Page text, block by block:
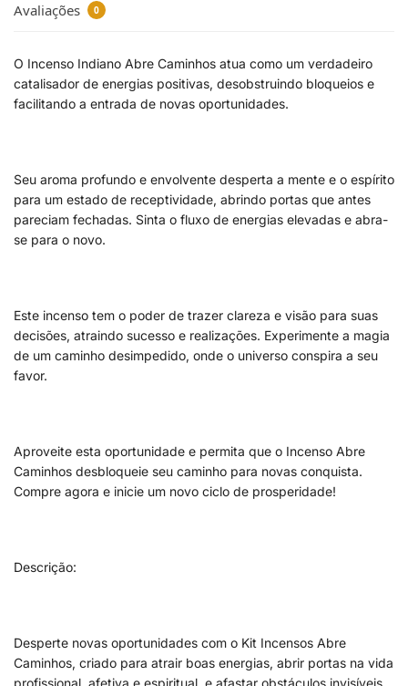
Avaliações 0
O Incenso Indiano Abre Caminhos atua como um verdadeiro
catalisador de energias positivas, desobstruindo bloqueios e
facilitando a entrada de novas oportunidades.
Seu aroma profundo e envolvente desperta a mente e o espírito
para um estado de receptividade, abrindo portas que antes
pareciam fechadas. Sinta o fluxo de energias elevadas e abra-
se para o novo.
Este incenso tem o poder de trazer clareza e visão para suas
decisões, atraindo sucesso e realizações. Experimente a magia
de um caminho desimpedido, onde o universo conspira a seu
favor.
Aproveite esta oportunidade e permita que o Incenso Abre
Caminhos desbloqueie seu caminho para novas conquista.
Compre agora e inicie um novo ciclo de prosperidade!
Descrição:
Desperte novas oportunidades com o Kit Incensos Abre
Caminhos, criado para atrair boas energias, abrir portas na vida
profissional, afetiva e espiritual, e afastar obstáculos invisíveis.